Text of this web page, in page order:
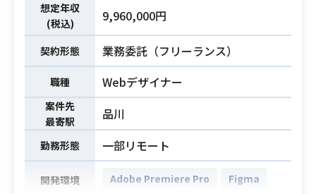
紙媒体などにも携わりたい方
・動画制作の知見のある方
・グローバル企業での就業にご興味
をお持ちの方
弊社経由で稼働している要員は5年以
上稼働しており、
安定・長期稼働が見込める現場で
す！ぜひエントリーをお願いいたし
ます！
想定年収
(税込)
9,960,000円
契約形態 業務委託（フリーランス）
職種 Webデザイナー
案件先
最寄駅
品川
勤務形態 一部リモート
開発環境 Adobe Premiere Pro Figma